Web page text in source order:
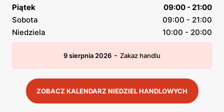
Piątek
09:00 - 21:00
Sobota
09:00 - 21:00
Niedziela
10:00 - 20:00
9 sierpnia 2026 - Zakaz handlu
ZOBACZ KALENDARZ NIEDZIEL HANDLOWYCH